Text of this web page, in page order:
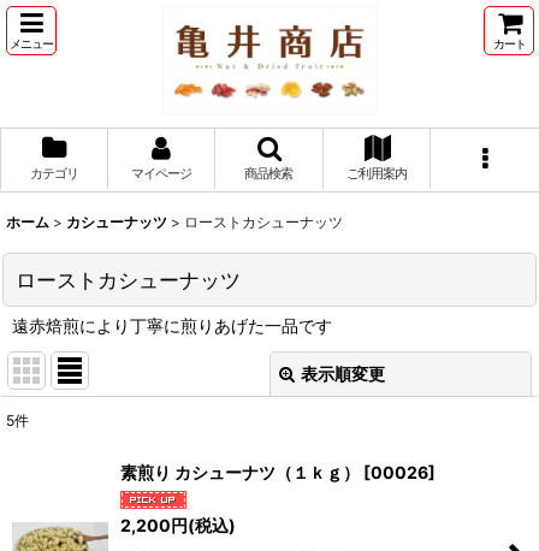
メニュー カート
カテゴリ マイページ 商品検索 ご利用案内
ホーム > カシューナッツ > ローストカシューナッツ
ローストカシューナッツ
遠赤焙煎により丁寧に煎りあげた一品です
表示順変更
5件
素煎り カシューナツ（１ｋｇ） [00026]
2,200円(税込)